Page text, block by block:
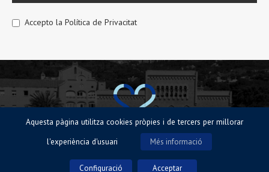
Accepto la Política de Privacitat
Avisos legals|Política de Cookies
de privacitat
Aquesta pàgina utilitza cookies pròpies i de tercers per millorar
l'experiència d'usuari
Més informació
Configuració Acceptar